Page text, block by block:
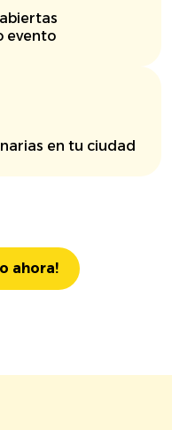
evento
en tu ciudad
ahora!